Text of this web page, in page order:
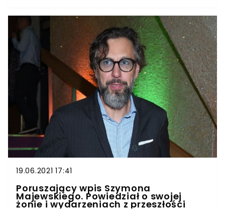
woli walki do ostatniej minuty. Anna Lewandowska
na mecz Polska-Szwecja poleciała do St
Petersburga, aby wspierać polską drużynę prosto
z trybun. Żona Lewego zaraz po zakończeniu
meczu opublikowała ważny komunikat, zwróciła
się również do swojego ukochanego.
19.06.2021 17:41
Poruszający wpis Szymona
Majewskiego. Powiedział o swojej
żonie i wydarzeniach z przeszłości